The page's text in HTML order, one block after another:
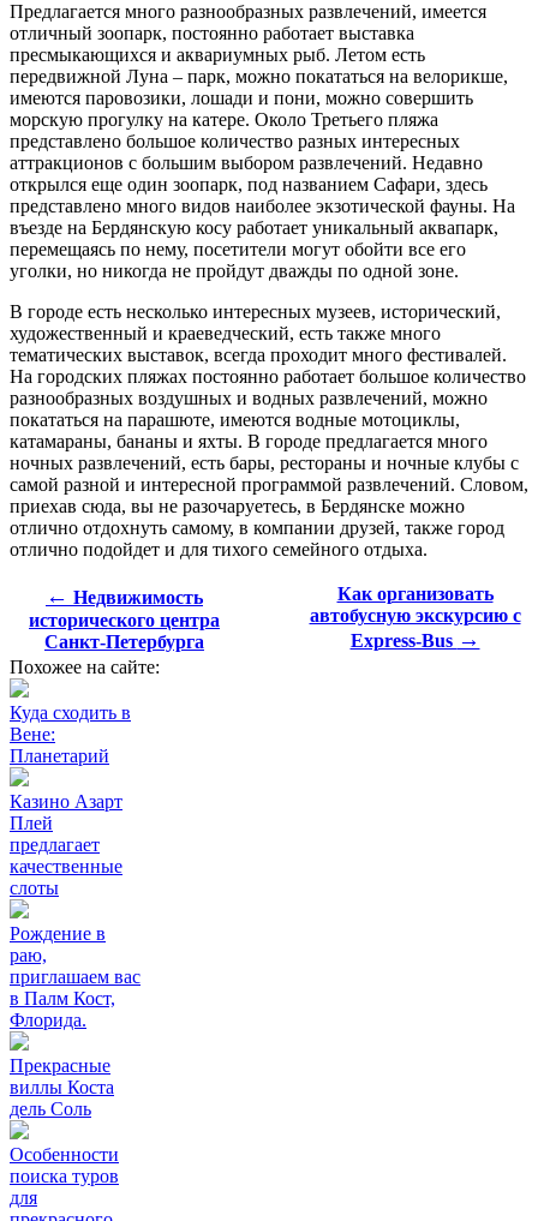
Предлагается много разнообразных развлечений, имеется
отличный зоопарк, постоянно работает выставка
пресмыкающихся и аквариумных рыб. Летом есть
передвижной Луна – парк, можно покататься на велорикше,
имеются паровозики, лошади и пони, можно совершить
морскую прогулку на катере. Около Третьего пляжа
представлено большое количество разных интересных
аттракционов с большим выбором развлечений. Недавно
открылся еще один зоопарк, под названием Сафари, здесь
представлено много видов наиболее экзотической фауны. На
въезде на Бердянскую косу работает уникальный аквапарк,
перемещаясь по нему, посетители могут обойти все его
уголки, но никогда не пройдут дважды по одной зоне.
В городе есть несколько интересных музеев, исторический,
художественный и краеведческий, есть также много
тематических выставок, всегда проходит много фестивалей.
На городских пляжах постоянно работает большое количество
разнообразных воздушных и водных развлечений, можно
покататься на парашюте, имеются водные мотоциклы,
катамараны, бананы и яхты. В городе предлагается много
ночных развлечений, есть бары, рестораны и ночные клубы с
самой разной и интересной программой развлечений. Словом,
приехав сюда, вы не разочаруетесь, в Бердянске можно
отлично отдохнуть самому, в компании друзей, также город
отлично подойдет и для тихого семейного отдыха.
← Недвижимость
исторического центра
Санкт-Петербурга
Как организовать
автобусную экскурсию с
Express-Bus →
Похожее на сайте:
Куда сходить в
Вене:
Планетарий
Казино Азарт
Плей
предлагает
качественные
слоты
Рождение в
раю,
приглашаем вас
в Палм Кост,
Флорида.
Прекрасные
виллы Коста
дель Соль
Особенности
поиска туров
для